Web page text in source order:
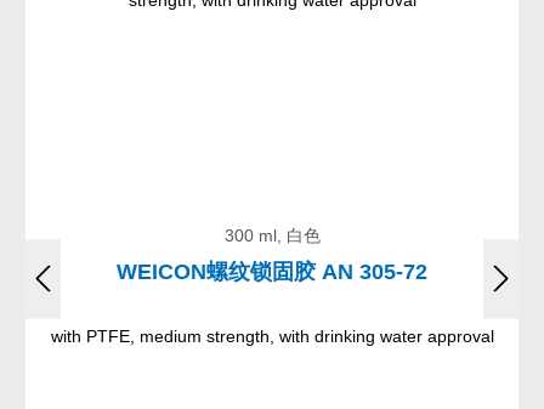
300 ml, 白色
WEICON螺纹锁固胶 AN 305-72
with PTFE, medium strength, with drinking water approval